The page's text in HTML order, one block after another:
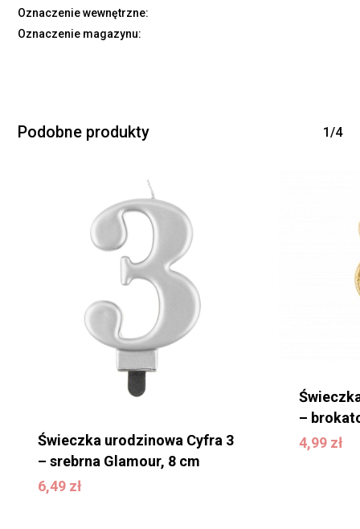
Brak produktów w
koszyku.
WRÓĆ DO SKLEPU
Oznaczenie wewnętrzne:
Oznaczenie magazynu:
Podobne produkty 1/4
Świeczka urodzinowa Cyfra 3
– srebrna Glamour, 8 cm
6,49 zł
6,49
–
4,99 zł
4,99